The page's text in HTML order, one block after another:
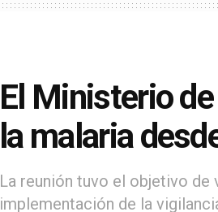
El Ministerio
la malaria
La reunión tuvo el objetivo
implementación de la